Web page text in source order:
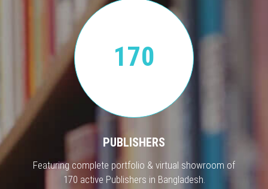
170
PUBLISHERS
Featuring complete portfolio & virtual showroom of
170 active Publishers in Bangladesh.